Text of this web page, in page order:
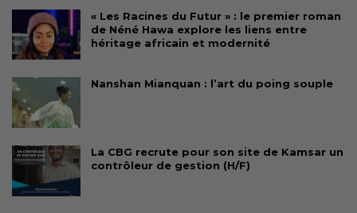
« Les Racines du Futur » : le premier roman
de Néné Hawa explore les liens entre
héritage africain et modernité
Nanshan Mianquan : l’art du poing souple
La CBG recrute pour son site de Kamsar un
contrôleur de gestion (H/F)